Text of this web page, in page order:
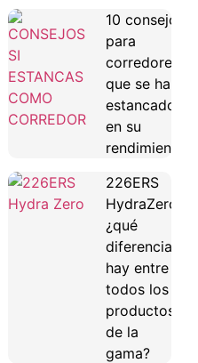
10 consejos
para
corredores
que se han
estancado
en su
rendimiento
226ERS
HydraZero:
¿qué
diferencias
hay entre
todos los
productos
de la
gama?